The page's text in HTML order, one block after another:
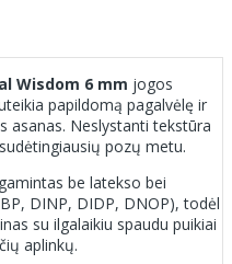
Wisdom 6 mm jogos
papildomą pagalvėlę ir
asanas. Neslystanti tekstūra
pozų metu.
be latekso bei
DINP, DIDP, DNOP), todėl
su ilgalaikiu spaudu puikiai
aplinkų.